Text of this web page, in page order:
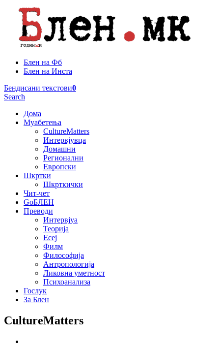
Блен на Фб
Блен на Инста
Бендисани текстови0
Search
Дома
Муабетења
CultureMatters
Интервјувца
Домашни
Регионални
Европски
Шкртки
Шкрткички
Чит-чет
GoБЛЕН
Преводи
Интервјуа
Теорија
Есеј
Филм
Философија
Антропологија
Ликовна уметност
Психоанализа
Гослук
За Блен
CultureMatters